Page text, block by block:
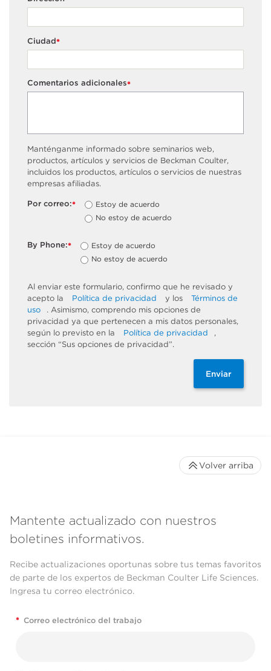
*
Ciudad
*
Comentarios adicionales
Manténganme informado sobre seminarios web,
productos, artículos y servicios de Beckman Coulter,
incluidos los productos, artículos o servicios de nuestras
empresas afiliadas.
*
Por correo:
Estoy de acuerdo
No estoy de acuerdo
*
By Phone:
Estoy de acuerdo
No estoy de acuerdo
Al enviar este formulario, confirmo que he revisado y
acepto la
Política de privacidad y los
Términos de
uso
. Asimismo, comprendo mis opciones de
privacidad ya que pertenecen a mis datos personales,
según lo previsto en la
Política de privacidad
,
sección “Sus opciones de privacidad”.
Enviar
Mantente actualizado con nuestros
boletines informativos.
Recibe actualizaciones oportunas sobre tus temas favoritos
de parte de los expertos de Beckman Coulter Life Sciences.
Ingresa tu correo electrónico.
* Correo electrónico del trabajo
Volver arriba